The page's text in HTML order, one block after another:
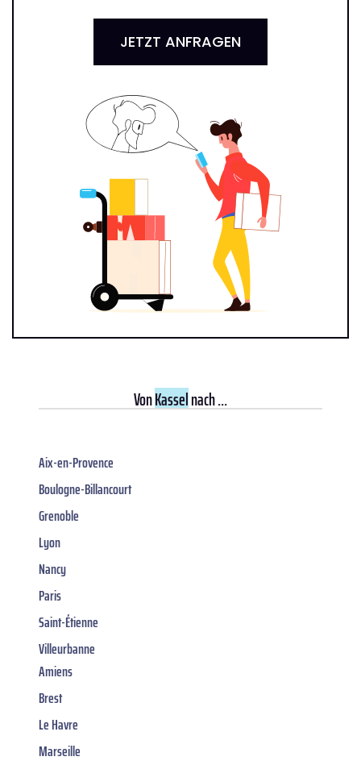
JETZT ANFRAGEN
VonKasselnach ...
Aix-en-Provence
Boulogne-Billancourt
Grenoble
Lyon
Nancy
Paris
Saint-Étienne
Villeurbanne
Amiens
Brest
Le Havre
Marseille